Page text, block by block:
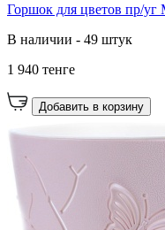
Горшок для цветов пр/
В наличии - 49 штук
1 940 тенге
Добавить в корзину